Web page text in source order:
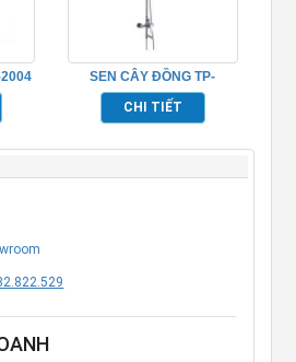
SEN CÂY ĐỒNG TP-
652016
CHI TIẾT